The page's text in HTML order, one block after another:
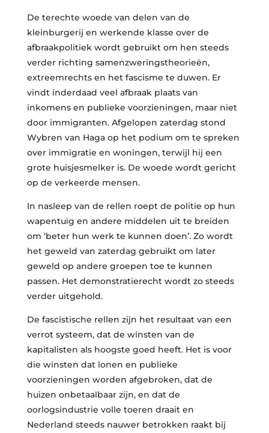
De terechte woede van delen van de
kleinburgerij en werkende klasse over de
afbraakpolitiek wordt gebruikt om hen steeds
verder richting samenzweringstheorieën,
extreemrechts en het fascisme te duwen. Er
vindt inderdaad veel afbraak plaats van
inkomens en publieke voorzieningen, maar niet
door immigranten. Afgelopen zaterdag stond
Wybren van Haga op het podium om te spreken
over immigratie en woningen, terwijl hij een
grote huisjesmelker is. De woede wordt gericht
op de verkeerde mensen.
In nasleep van de rellen roept de politie op hun
wapentuig en andere middelen uit te breiden
om ‘beter hun werk te kunnen doen’. Zo wordt
het geweld van zaterdag gebruikt om later
geweld op andere groepen toe te kunnen
passen. Het demonstratierecht wordt zo steeds
verder uitgehold.
De fascistische rellen zijn het resultaat van een
verrot systeem, dat de winsten van de
kapitalisten als hoogste goed heeft. Het is voor
die winsten dat lonen en publieke
voorzieningen worden afgebroken, dat de
huizen onbetaalbaar zijn, en dat de
oorlogsindustrie volle toeren draait en
Nederland steeds nauwer betrokken raakt bij